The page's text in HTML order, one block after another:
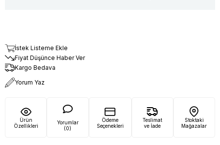
İstek Listeme Ekle
Fiyat Düşünce Haber Ver
Kargo Bedava
Yorum Yaz
Ürün
Özellikleri
Yorumlar
(0)
Ödeme
Seçenekleri
Teslimat
ve İade
Stoktaki
Mağazalar